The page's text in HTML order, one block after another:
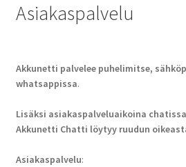
Asiakaspalvelu
Akkunetti palvelee puhelimitse,
whatsappissa.
Lisäksi asiakaspalveluaikoina
Akkunetti Chatti löytyy ruudun
Asiakaspalvelu: